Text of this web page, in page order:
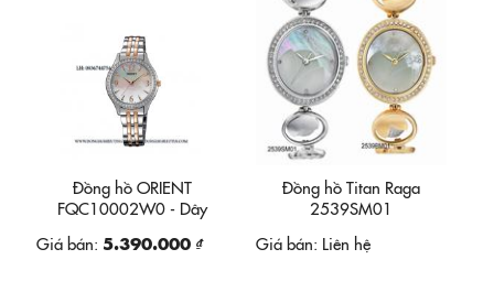
Đồng hồ ORIENT
FQC10002W0 - Dây
Giá bán: 5.390.000 ₫
Đồng hồ Titan Raga
2539SM01
Giá bán: Liên hệ